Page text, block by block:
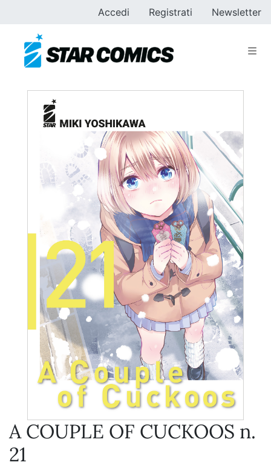
Accedi Registrati Newsletter
A COUPLE OF CUCKOOS n.
21